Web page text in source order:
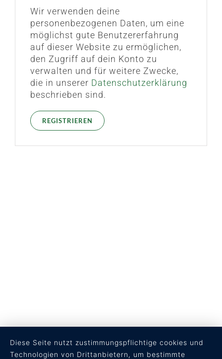
Wir verwenden deine
personenbezogenen Daten, um eine
möglichst gute Benutzererfahrung
auf dieser Website zu ermöglichen,
den Zugriff auf dein Konto zu
verwalten und für weitere Zwecke,
die in unserer Datenschutzerklärung
beschrieben sind.
REGISTRIEREN
Diese Seite nutzt zustimmungspflichtige cookies und
Technologien von Drittanbietern, um bestimmte